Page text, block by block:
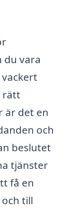
du vara
rätt
är det en
och
beslutet
tjänster
få en
till